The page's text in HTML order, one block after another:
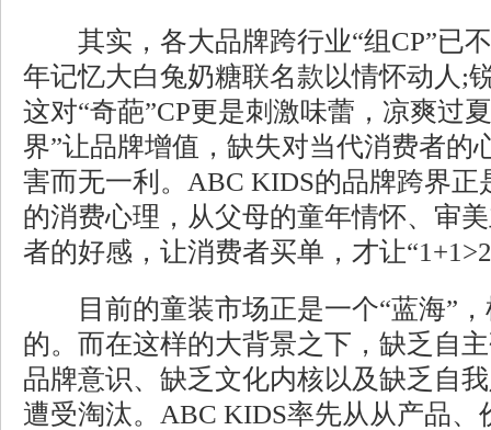
其实，各大品牌跨行业“组CP”已
年记忆大白兔奶糖联名款以情怀动人;
这对“奇葩”CP更是刺激味蕾，凉爽
界”让品牌增值，缺失对当代消费者的
害而无一利。ABC KIDS的品牌跨界正
的消费心理，从父母的童年情怀、审
者的好感，让消费者买单，才让
目前的童装市场正是一个“蓝海”，
的。而在这样的大背景之下，缺乏自
品牌意识、缺乏文化内核以及缺乏自
遭受淘汰。ABC KIDS率先从从产品、